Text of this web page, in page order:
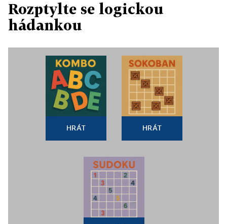
Rozptylte se logickou
hádankou
HRÁT HRÁT